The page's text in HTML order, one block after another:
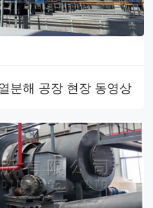
분해 공장 현장 동영상